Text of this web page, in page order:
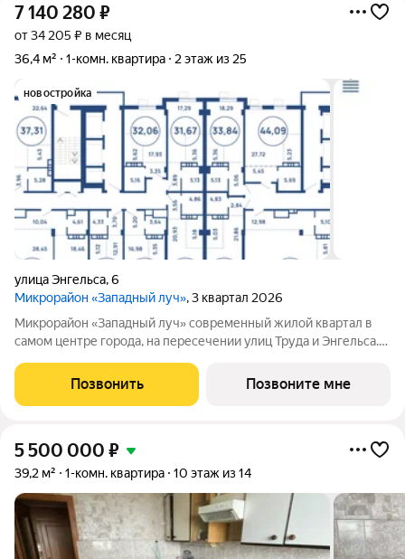
7 140 280 ₽
от 34 205 ₽ в месяц
36,4 м²
1-комн. квартира 2 этаж из 25
новостройка
улица Энгельса,6
Микрорайон «Западный луч», 3 квартал 2026
Микрорайон «Западный луч» современный жилой квартал в
самом центре города, на пересечении улиц Труда и Энгельса.
узнаваемый архитектурный облик и стали настоящим
украшением центральной части Челябинска.
Позвонить Позвоните мне
5 500 000 ₽
39,2 м² 1-комн. квартира 10 этаж из 14